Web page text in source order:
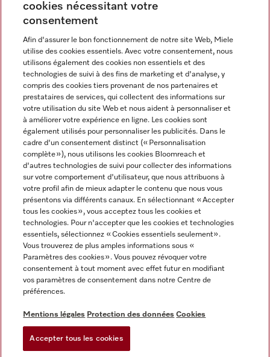
Langue
FRANCAIS
Informations légales
CGV
Conditions d’utilisation
Déclaration d'accessibilité
Digital Services Act
Miele sur Instagram
Miele sur Youtube
cookies nécessitant votre
consentement
Afin d'assurer le bon fonctionnement de notre site Web, Miele
utilise des cookies essentiels. Avec votre consentement, nous
utilisons également des cookies non essentiels et des
technologies de suivi à des fins de marketing et d'analyse, y
compris des cookies tiers provenant de nos partenaires et
prestataires de services, qui collectent des informations sur
votre utilisation du site Web et nous aident à personnaliser et
à améliorer votre expérience en ligne. Les cookies sont
également utilisés pour personnaliser les publicités. Dans le
cadre d'un consentement distinct (« Personnalisation
complète »), nous utilisons les cookies Bloomreach et
d'autres technologies de suivi pour collecter des informations
sur votre comportement d'utilisateur, que nous attribuons à
votre profil afin de mieux adapter le contenu que nous vous
présentons via différents canaux. En sélectionnant « Accepter
tous les cookies », vous acceptez tous les cookies et
technologies. Pour n'accepter que les cookies et technologies
essentiels, sélectionnez « Cookies essentiels seulement».
Vous trouverez de plus amples informations sous «
Paramètres des cookies ». Vous pouvez révoquer votre
consentement à tout moment avec effet futur en modifiant
vos paramètres de consentement dans notre Centre de
préférences.
Mentions légales Protection des données Cookies
Accepter tous les cookies